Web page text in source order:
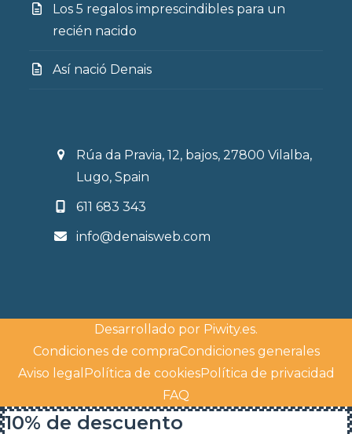
Los 5 regalos imprescindibles para un
recién nacido
Así nació Denais
Rúa da Pravia, 12, bajos, 27800 Vilalba,
Lugo, Spain
611 683 343
info@denaisweb.com
Desarrollado por Piwity.es.
Condiciones de compraCondiciones generales
Aviso legal Política de cookiesPolítica de privacidad
FAQ
10% de descuento